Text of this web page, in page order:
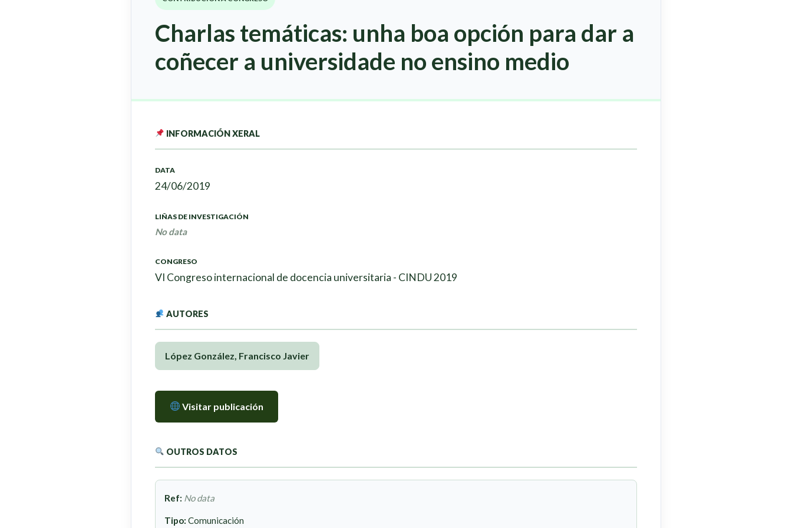
Charlas temáticas: unha boa opción para dar a
coñecer a universidade no ensino medio
INFORMACIÓN XERAL
DATA
24/06/2019
LIÑAS DE INVESTIGACIÓN
No data
CONGRESO
VI Congreso internacional de docencia universitaria - CINDU 2019
AUTORES
López González, Francisco Javier
Visitar publicación
OUTROS DATOS
Ref: No data
Tipo: Comunicación